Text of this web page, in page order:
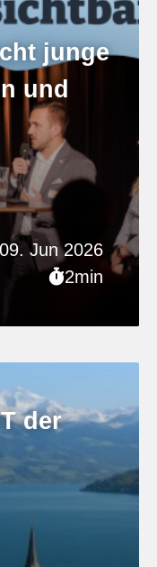
09. Jun 2026
2min
junge
und
der